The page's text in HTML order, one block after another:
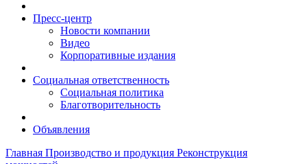
Пресс-центр
Новости компании
Видео
Корпоративные издания
Социальная ответственность
Социальная политика
Благотворительность
Объявления
Главная Производство и продукция Реконструкция